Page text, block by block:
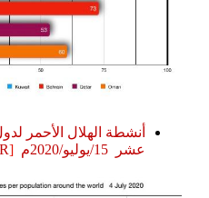
أنشطة الهلال الأحمر
عشر 15/يوليو/2020م
[